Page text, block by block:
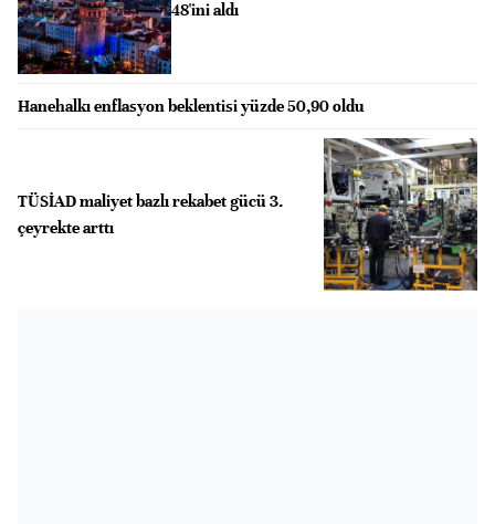
48'ini aldı
Hanehalkı enflasyon beklentisi yüzde 50,90 oldu
TÜSİAD maliyet bazlı rekabet gücü 3.
çeyrekte arttı